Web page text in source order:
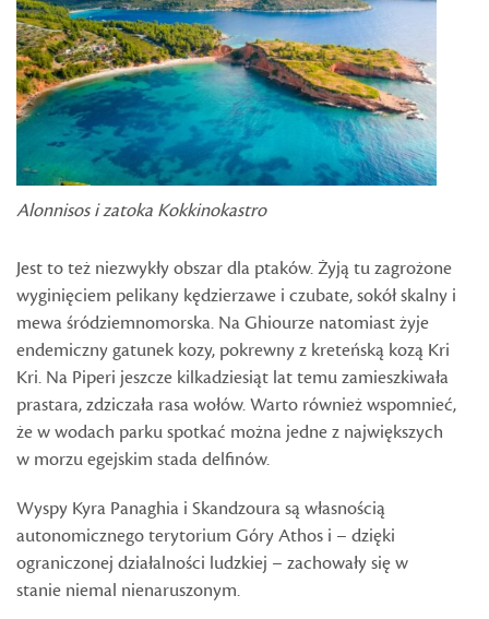
Alonnisos i zatoka Kokkinokastro
Jest to też niezwykły obszar dla ptaków. Żyją tu zagrożone
wyginięciem pelikany kędzierzawe i czubate, sokół skalny i
mewa śródziemnomorska. Na Ghiourze natomiast żyje
endemiczny gatunek kozy, pokrewny z kreteńską kozą Kri
Kri. Na Piperi jeszcze kilkadziesiąt lat temu zamieszkiwała
prastara, zdziczała rasa wołów. Warto również wspomnieć,
że w wodach parku spotkać można jedne z największych
w morzu egejskim stada delfinów.
Wyspy Kyra Panaghia i Skandzoura są własnością
autonomicznego terytorium Góry Athos i – dzięki
ograniczonej działalności ludzkiej – zachowały się w
stanie niemal nienaruszonym.